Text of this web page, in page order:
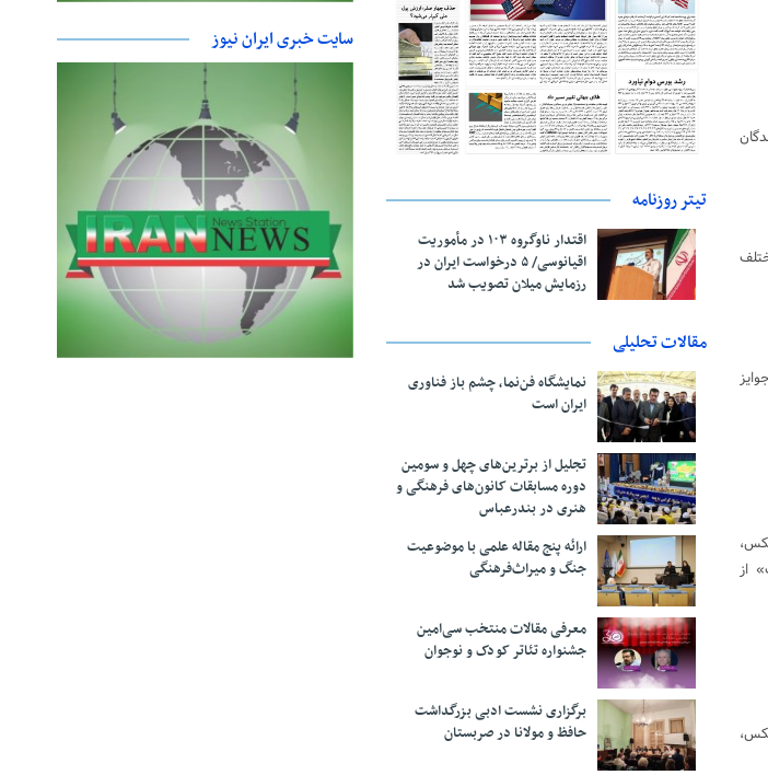
۲۰۱۷ از شبکه‌های مختلف
جوایز
از
تیتر روزنامه
اقتدار ناوگروه ۱۰۳ در مأموریت‌
اقیانوسی/ ۵ درخواست ایران در
رزمایش میلان تصویب شد
مقالات تحلیلی
نمایشگاه فن‌نما، چشم باز فناوری
ایران است
تجلیل از بر‌ترین‌های چهل و سومین
دوره مسابقات کانون‌های فرهنگی و
هنری در بندرعباس
ارائه پنج مقاله علمی با موضوعیت
جنگ و میراث‌فرهنگی
معرفی مقالات منتخب سی‌امین
جشنواره تئاتر کودک و نوجوان
برگزاری نشست ادبی بزرگداشت
حافظ و مولانا در صربستان
سایت خبری ایران نیوز